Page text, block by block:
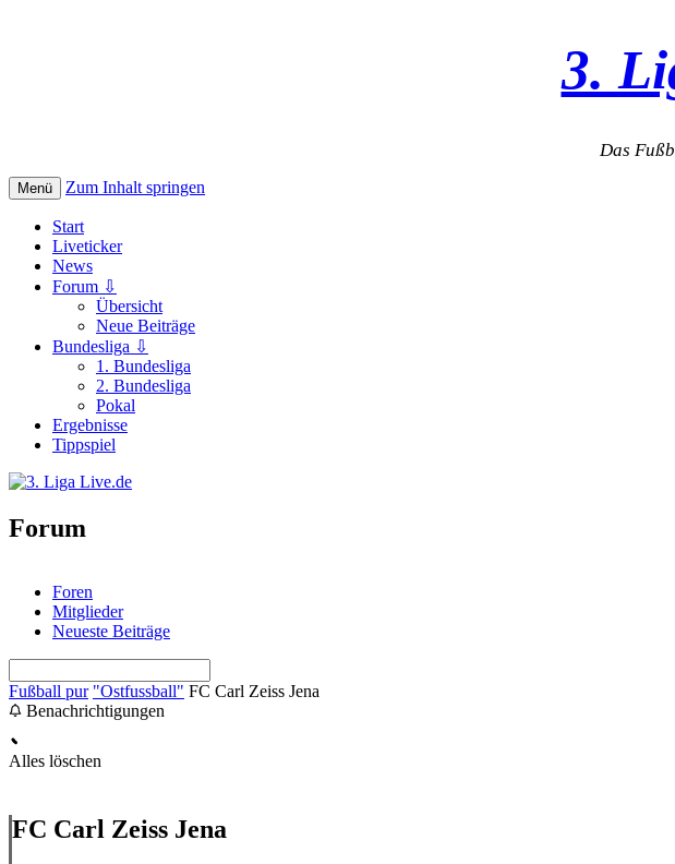
3.
Das
Menü Zum Inhalt springen
Start
Liveticker
News
Forum ⇩
Übersicht
Neue Beiträge
Bundesliga ⇩
1. Bundesliga
2. Bundesliga
Pokal
Ergebnisse
Tippspiel
Forum
Foren
Mitglieder
Neueste Beiträge
Fußball pur "Ostfussball" FC Carl Zeiss Jena
Benachrichtigungen
Alles löschen
FC Carl Zeiss Jena